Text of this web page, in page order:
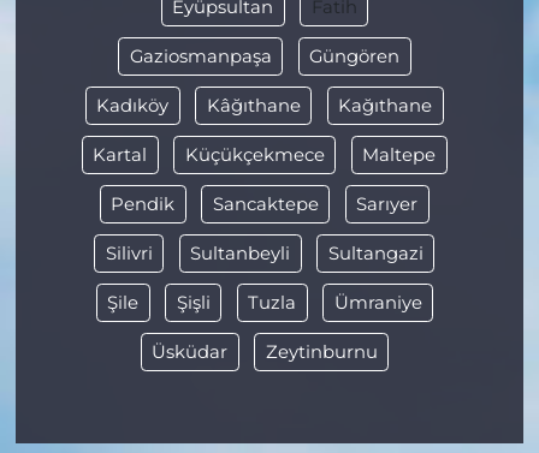
Eyüpsultan Fatih
Gaziosmanpaşa Güngören
Kadıköy Kâğıthane Kağıthane
Kartal Küçükçekmece Maltepe
Pendik Sancaktepe Sarıyer
Silivri Sultanbeyli Sultangazi
Şile Şişli Tuzla Ümraniye
Üsküdar Zeytinburnu